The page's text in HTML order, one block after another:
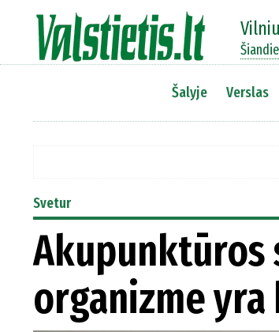
Šalyje Verslas
Svetur
Akupunktūros
organizme